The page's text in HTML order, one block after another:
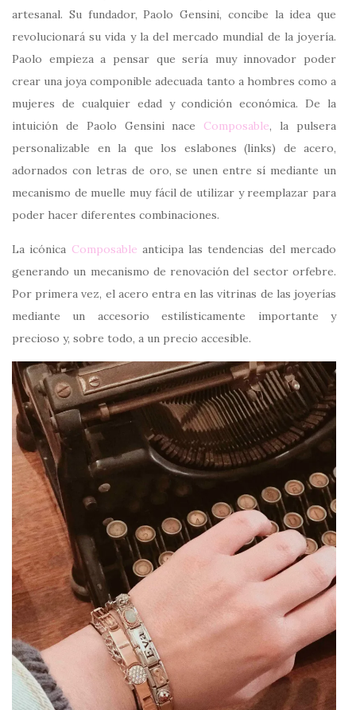
artesanal. Su fundador, Paolo Gensini, concibe la idea que
revolucionará su vida y la del mercado mundial de la joyería.
Paolo empieza a pensar que sería muy innovador poder
crear una joya componible adecuada tanto a hombres como a
mujeres de cualquier edad y condición económica. De la
intuición de Paolo Gensini nace Composable, la pulsera
personalizable en la que los eslabones (links) de acero,
adornados con letras de oro, se unen entre sí mediante un
mecanismo de muelle muy fácil de utilizar y reemplazar para
poder hacer diferentes combinaciones.
La icónica Composable anticipa las tendencias del mercado
generando un mecanismo de renovación del sector orfebre.
Por primera vez, el acero entra en las vitrinas de las joyerías
mediante un accesorio estilísticamente importante y
precioso y, sobre todo, a un precio accesible.